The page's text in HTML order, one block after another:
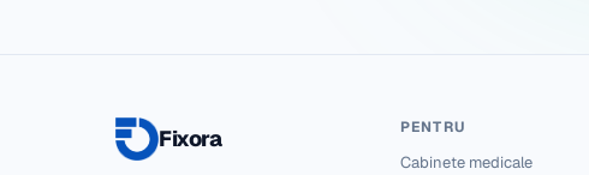
Fixora PENTRU
Cabinete medicale